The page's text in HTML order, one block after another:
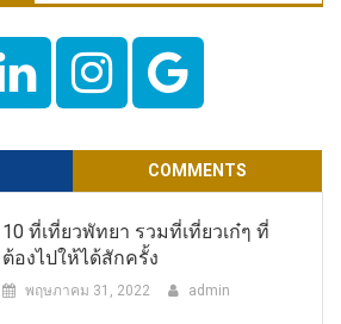
COMMENTS
10 ที่เที่ยวพัทยา รวมที่เที่ยวเก๋ๆ ที่
ต้องไปให้ได้สักครั้ง
พฤษภาคม 31, 2022 admin